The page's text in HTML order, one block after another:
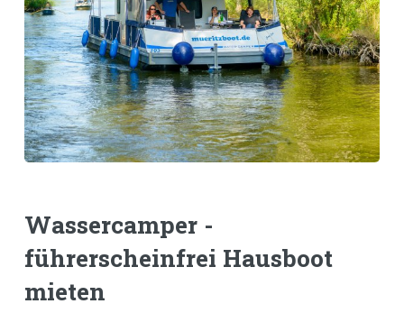
Wassercamper -
führerscheinfrei Hausboot
mieten